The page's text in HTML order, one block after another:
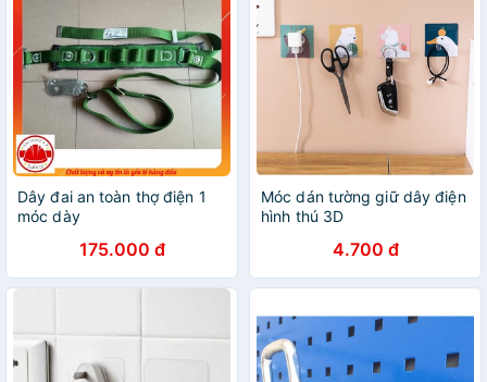
Dây đai an toàn thợ điện 1
móc dày
175.000 đ
Móc dán tường giữ dây điện
hình thú 3D
4.700 đ